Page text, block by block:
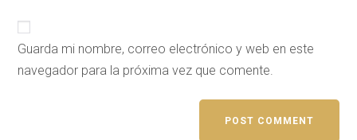
Guarda mi nombre, correo electrónico y web en este
navegador para la próxima vez que comente.